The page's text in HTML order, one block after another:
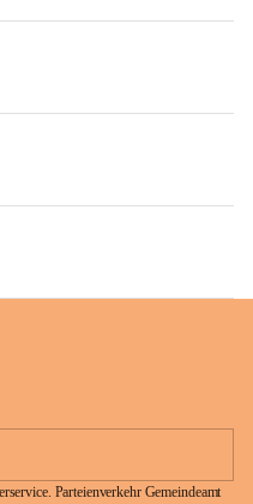
Parteienverkehr Gemeindeamt